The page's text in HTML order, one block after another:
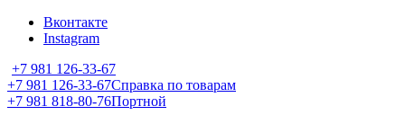
Вконтакте
Instagram
+7 981 126-33-67
+7 981 126-33-67Справка по товарам
+7 981 818-80-76Портной